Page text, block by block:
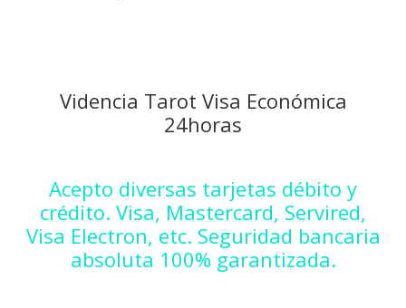
Videncia Tarot Visa Económica
24horas
Acepto diversas tarjetas débito y
crédito. Visa, Mastercard, Servired,
Visa Electron, etc. Seguridad bancaria
absoluta 100% garantizada.